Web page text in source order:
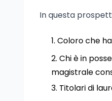
In questa
Coloro che
Chi è in
magistrale
Titolari di